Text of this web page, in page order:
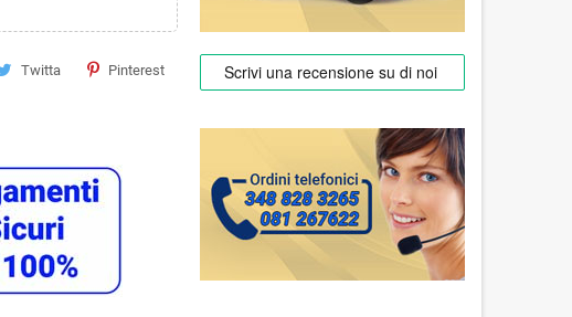
Twitta Pinterest